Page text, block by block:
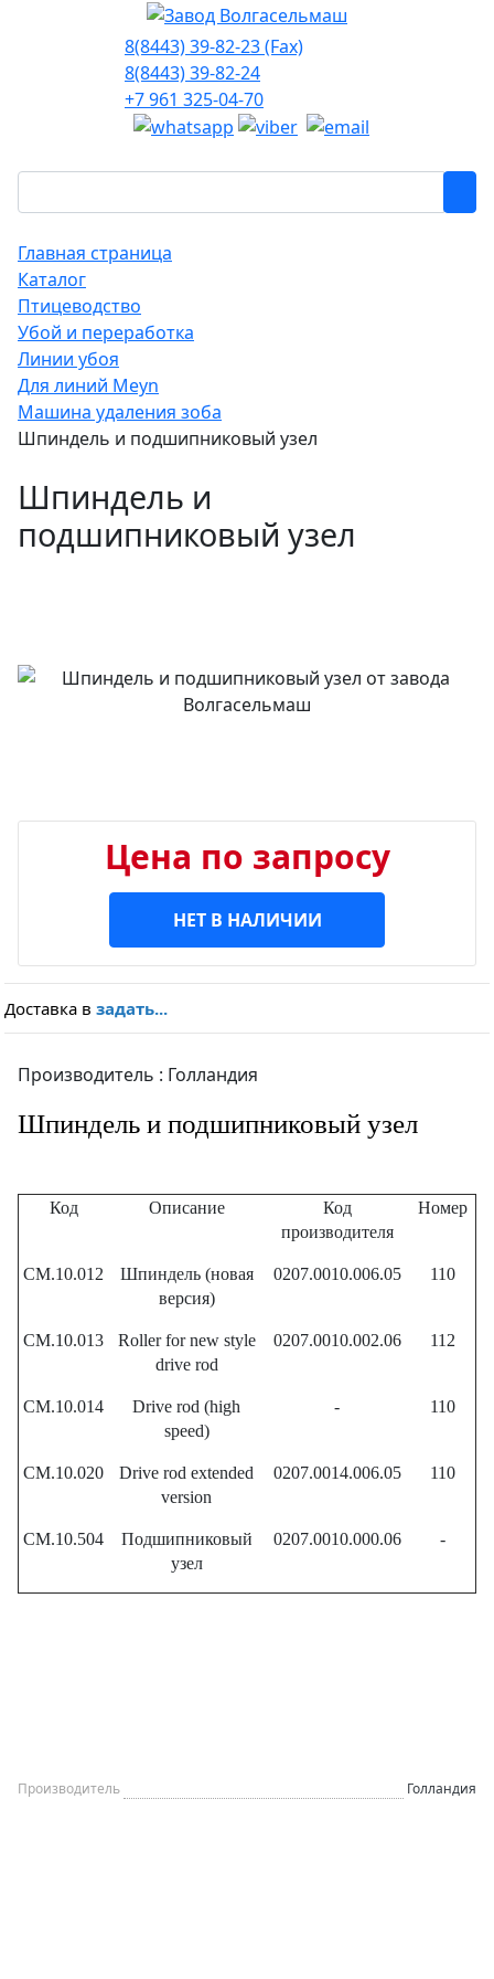
8(8443) 39-82-23 (Fax)
8(8443) 39-82-24
+7 961 325-04-70
Главная страница
Каталог
Птицеводство
Убой и переработка
Линии убоя
Для линий Meyn
Машина удаления зоба
Шпиндель и подшипниковый узел
Шпиндель и
подшипниковый узел
Цена по запросу
НЕТ В НАЛИЧИИ
Доставка в задать...
Производитель : Голландия
Шпиндель и подшипниковый узел
Код Описание
Код
производителя
Номер
CM.10.012
Шпиндель (новая
версия)
0207.0010.006.05 110
CM.10.013
Roller for new style
drive rod
0207.0010.002.06 112
CM.10.014
Drive rod (high
speed)
- 110
CM.10.020
Drive rod extended
version
0207.0014.006.05 110
CM.10.504
Подшипниковый
узел
0207.0010.000.06 -
Производитель Голландия